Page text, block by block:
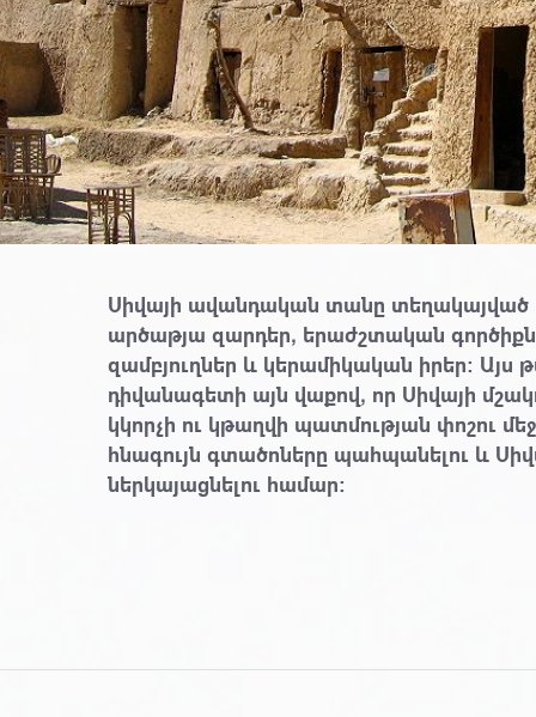
Սիվայի ավանդական տանը տեղակայված
արծաթյա զարդեր, երաժշտական
զամբյուղներ և կերամիկական իրեր։
դիվանագետի այն վաքով, որ Սիվայի
կկորչի ու կթաղվի պատմության փոշու
հնագույն գտածոները պահպանելու և
ներկայացնելու համար։